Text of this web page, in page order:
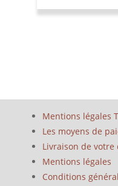
Mentions légales
Les moyens de
Livraison de votre
Mentions légales
Conditions